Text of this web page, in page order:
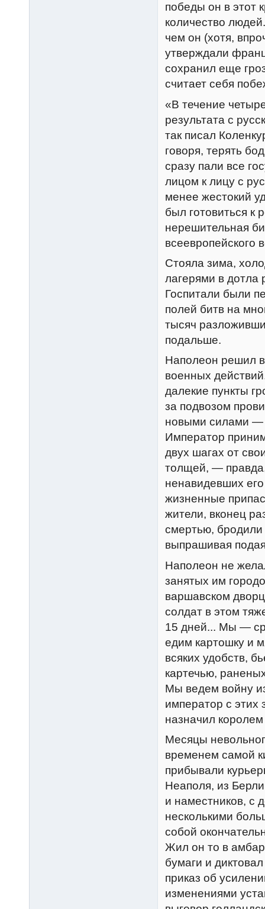
победы он в этот
количество
чем он (хотя,
утверждали
сохранил еще
считает себя
«В течение
результата с
так писал
говоря, терять
сразу пали все
лицом к лицу с
менее жестокий
был готовиться
нерешительная
всеевропейского
Стояла зима,
лагерями в
Госпитали были
полей битв на
тысяч
подальше.
Наполеон решил
военных
далекие пункты
за подвозом
новыми силами —
Император
двух шагах от
толщей, —
ненавидевших
жизненные
жители, вконец
смертью, бродили
выпрашивая
Наполеон не
занятых им
варшавском
солдат в этом
15 дней... Мы —
едим картошку и
всяких удобств,
картечью,
Мы ведем войну
император с этих
назначил
Месяцы
временем самой
прибывали
Неаполя, из
и наместников, с
несколькими
собой
Жил он то в
бумаги и
приказ об
изменениями